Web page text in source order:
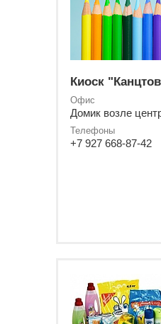
Киоск
Офис
Телефоны
+7 927 668-87-42